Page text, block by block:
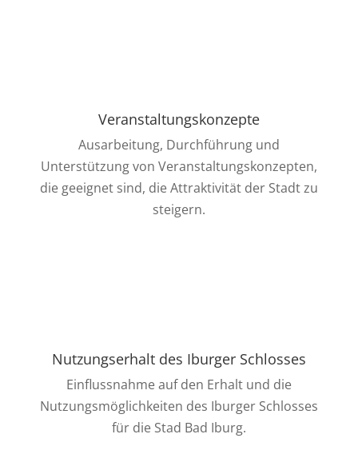
Veranstaltungskonzepte
Ausarbeitung, Durchführung und
Unterstützung von Veranstaltungskonzepten,
die geeignet sind, die Attraktivität der Stadt zu
steigern.
Nutzungserhalt des Iburger Schlosses
Einflussnahme auf den Erhalt und die
Nutzungsmöglichkeiten des Iburger Schlosses
für die Stad Bad Iburg.